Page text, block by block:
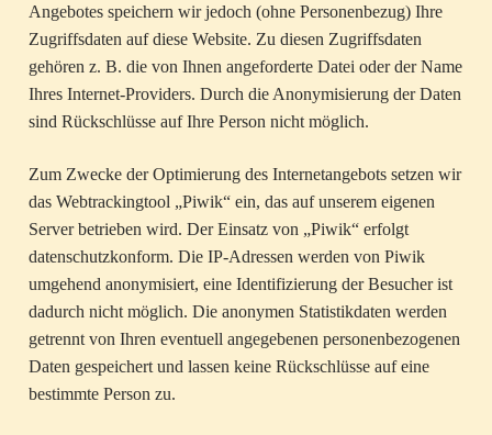
Angebotes speichern wir jedoch (ohne Personenbezug) Ihre
Zugriffsdaten auf diese Website. Zu diesen Zugriffsdaten
gehören z. B. die von Ihnen angeforderte Datei oder der Name
Ihres Internet-Providers. Durch die Anonymisierung der Daten
sind Rückschlüsse auf Ihre Person nicht möglich.
Zum Zwecke der Optimierung des Internetangebots setzen wir
das Webtrackingtool „Piwik“ ein, das auf unserem eigenen
Server betrieben wird. Der Einsatz von „Piwik“ erfolgt
datenschutzkonform. Die IP-Adressen werden von Piwik
umgehend anonymisiert, eine Identifizierung der Besucher ist
dadurch nicht möglich. Die anonymen Statistikdaten werden
getrennt von Ihren eventuell angegebenen personenbezogenen
Daten gespeichert und lassen keine Rückschlüsse auf eine
bestimmte Person zu.